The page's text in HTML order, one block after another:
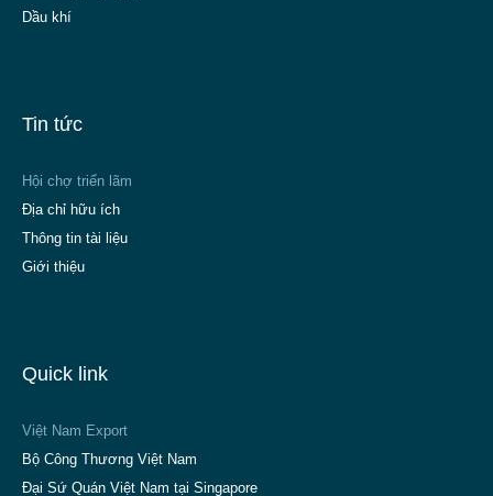
Dầu khí
Tin tức
Hội chợ triển lãm
Địa chỉ hữu ích
Thông tin tài liệu
Giới thiệu
Quick link
Việt Nam Export
Bộ Công Thương Việt Nam
Đại Sứ Quán Việt Nam tại Singapore